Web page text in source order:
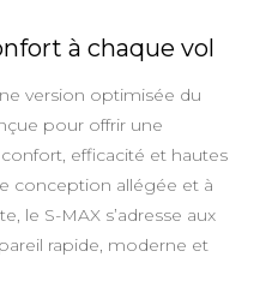
à chaque vol
version optimisée du
pour offrir une
efficacité et hautes
conception allégée et à
le S-MAX s’adresse aux
rapide, moderne et